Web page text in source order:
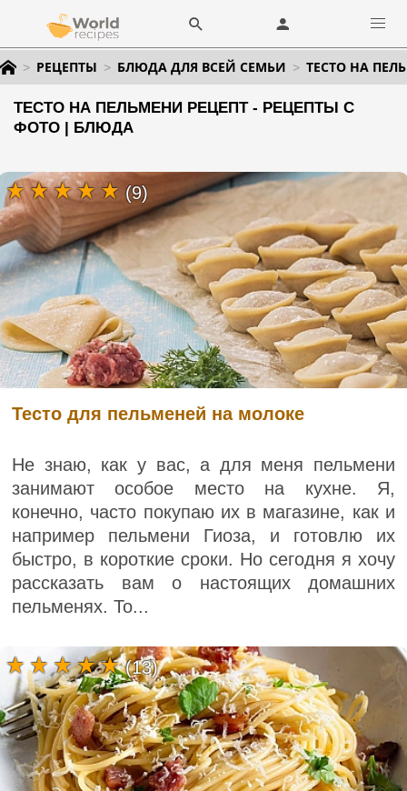
РЕЦЕПТЫ БЛЮДА ДЛЯ ВСЕЙ СЕМЬИ ТЕСТО НА
ТЕСТО НА ПЕЛЬМЕНИ РЕЦЕПТ - РЕЦЕПТЫ С
ФОТО | БЛЮДА
Тесто для пельменей на молоке
Не знаю, как у вас, а для меня пельмени
занимают особое место на кухне. Я,
конечно, часто покупаю их в магазине, как и
например пельмени Гиоза, и готовлю их
быстро, в короткие сроки. Но сегодня я хочу
рассказать вам о настоящих домашних
пельменях. То...
(9)
(13)